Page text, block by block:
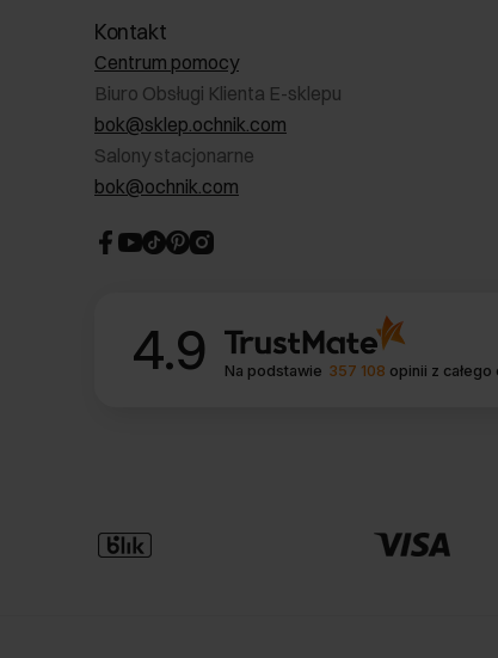
Kontakt
Centrum pomocy
Biuro Obsługi Klienta E-sklepu
bok@sklep.ochnik.com
Salony stacjonarne
bok@ochnik.com
4.9 Na podstawie 357 108 opinii z